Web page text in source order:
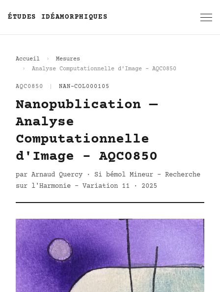
ÉTUDES IDÉAMORPHIQUES
Accueil
Mesures
Analyse Computationnelle d'Image - AQC0850
AQC0850 NAN-COL000105
Nanopublication —
Analyse
Computationnelle
d'Image - AQC0850
par Arnaud Quercy · Si bémol Mineur - Recherche
sur l'Harmonie - Variation 11 · 2025